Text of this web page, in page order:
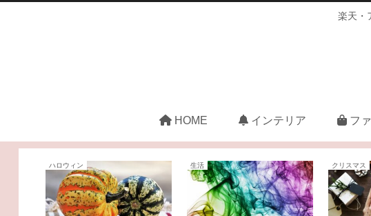
楽天・
HOME インテリア フ
ハロウィン 生活 クリスマス